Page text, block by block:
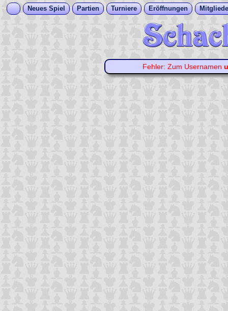
Neues Spiel Partien Turniere Eröffnungen
Fehler: Zum Usernamen